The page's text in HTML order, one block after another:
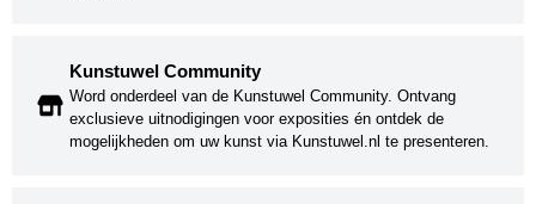
Kunstuwel Community
Word onderdeel van de Kunstuwel Community. Ontvang
exclusieve uitnodigingen voor exposities én ontdek de
mogelijkheden om uw kunst via Kunstuwel.nl te presenteren.